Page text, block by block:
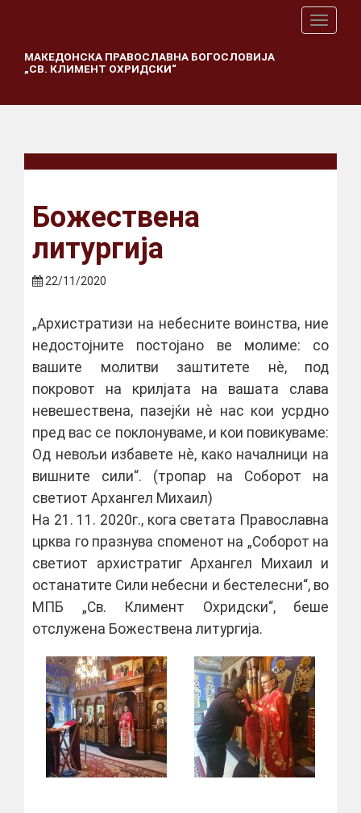
T
o
e
v
i
МАКЕДОНСКА ПРАВОСЛАВНА БОГОСЛОВИЈА
„СВ. КЛИМЕНТ ОХРИДСКИ“
Божествена
литургија
22/11/2020
„Архистратизи на небесните воинства, ние
недостојните постојано ве молиме: со
вашите молитви заштитете нѐ, под
покровот на крилјата на вашата слава
невешествена, пазејќи нѐ нас кои усрдно
пред вас се поклонуваме, и кои повикуваме:
Од невољи избавете нѐ, како началници на
вишните сили“. (тропар на Соборот на
светиот Архангел Михаил)
На 21. 11. 2020г., кога светата Православна
црква го празнува споменот на „Соборот на
светиот архистратиг Архангел Михаил и
останатите Сили небесни и бестелесни“, во
МПБ „Св. Климент Охридски“, беше
отслужена Божествена литургија.